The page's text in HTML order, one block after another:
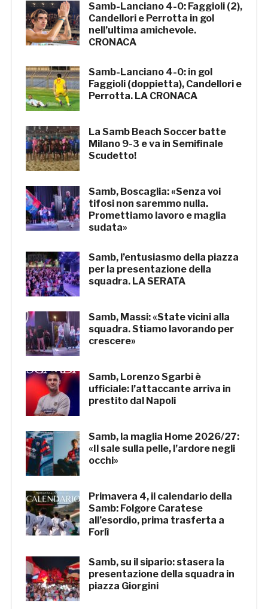
Samb-Lanciano 4-0: Faggioli (2),
Candellori e Perrotta in gol
nell’ultima amichevole.
CRONACA
Samb-Lanciano 4-0: in gol
Faggioli (doppietta), Candellori e
Perrotta. LA CRONACA
La Samb Beach Soccer batte
Milano 9-3 e va in Semifinale
Scudetto!
Samb, Boscaglia: «Senza voi
tifosi non saremmo nulla.
Promettiamo lavoro e maglia
sudata»
Samb, l’entusiasmo della piazza
per la presentazione della
squadra. LA SERATA
Samb, Massi: «State vicini alla
squadra. Stiamo lavorando per
crescere»
Samb, Lorenzo Sgarbi è
ufficiale: l’attaccante arriva in
prestito dal Napoli
Samb, la maglia Home 2026/27:
«Il sale sulla pelle, l’ardore negli
occhi»
Primavera 4, il calendario della
Samb: Folgore Caratese
all’esordio, prima trasferta a
Forlì
Samb, su il sipario: stasera la
presentazione della squadra in
piazza Giorgini